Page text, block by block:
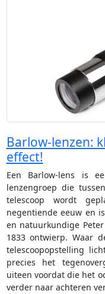
Barlow-lenzen:
effect!
Een Barlow-lens is
lenzengroep die
telescoop wordt
negentiende eeuw en
en natuurkundige
1833 ontwierp. Waar
telescoopopstelling
precies het
uiteen voordat die het
verder naar achteren